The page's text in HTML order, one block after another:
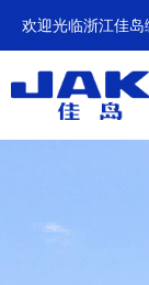
欢迎光临浙江佳